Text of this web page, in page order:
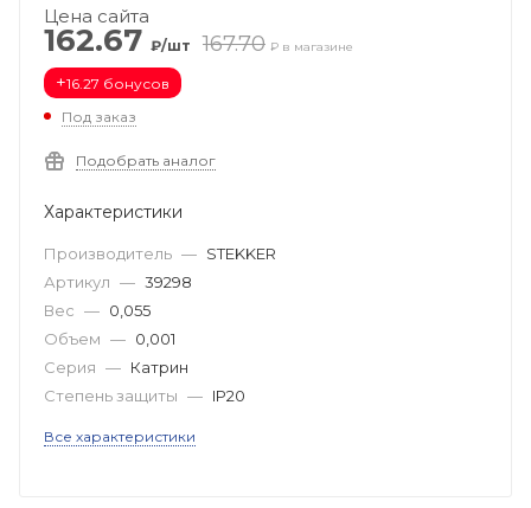
Цена сайта
162.67 ₽/шт 167.70 ₽ в магазине
+16.27 бонусов
Под заказ
Подобрать аналог
Характеристики
Производитель — STEKKER
Артикул — 39298
Вес — 0,055
Объем — 0,001
Серия — Катрин
Степень защиты — IP20
Все характеристики